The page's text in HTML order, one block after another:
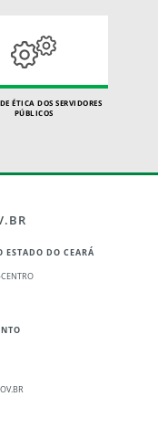
ÉTICA DOS SERVIDORES
PÚBLICOS
ESTADO DO CEARÁ